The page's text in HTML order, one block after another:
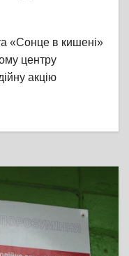
«Сонце в кишені»
центру
акцію